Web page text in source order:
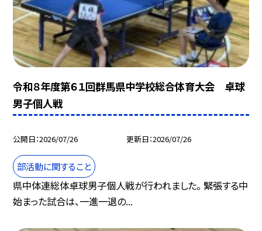
令和８年度第６１回群馬県中学校総合体育大会 卓球
男子個人戦
公開日 2026/07/26 更新日 2026/07/26
部活動に関すること
県中体連総体卓球男子個人戦が行われました。 緊張する中
始まった試合は、一進一退の...